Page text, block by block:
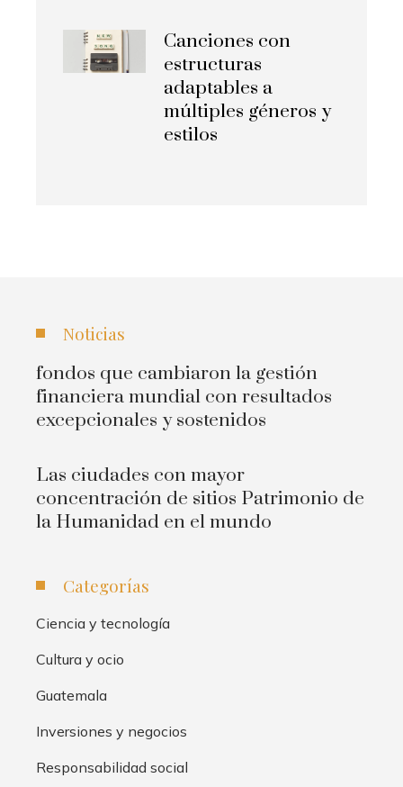
Canciones con
estructuras
adaptables a
múltiples géneros y
estilos
Noticias
fondos que cambiaron la gestión
financiera mundial con resultados
excepcionales y sostenidos
Las ciudades con mayor
concentración de sitios Patrimonio de
la Humanidad en el mundo
Categorías
Ciencia y tecnología
Cultura y ocio
Guatemala
Inversiones y negocios
Responsabilidad social